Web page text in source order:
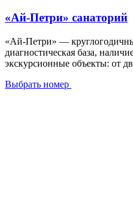
«Ай-Петри» санаторий
«Ай-Петри» —
диагностическая база,
экскурсионные объекты: от
Выбрать номер